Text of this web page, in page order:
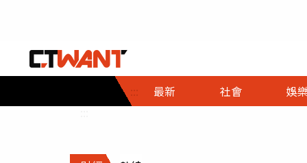
::: 最新 社會
社會首頁
時事
調查
娛樂
娛樂首頁
即時
財經首頁
熱線
政